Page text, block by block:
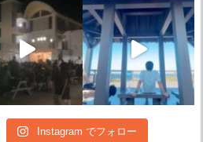
Instagram でフォロー